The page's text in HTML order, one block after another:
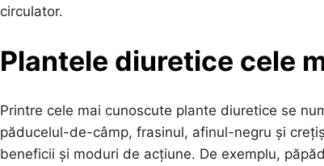
circulator.
Plantele diuretice cele
Printre cele mai cunoscute plante diuretice se
păducelul-de-câmp, frasinul, afinul-negru și
beneficii și moduri de acțiune. De exemplu,